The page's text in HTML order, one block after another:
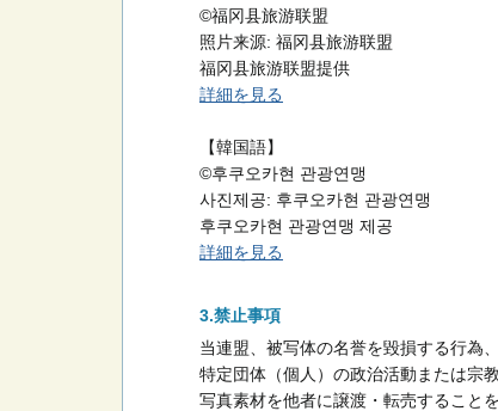
©福冈县旅游联盟
照片来源: 福冈县旅游联盟
福冈县旅游联盟提供
詳細を見る
【韓国語】
©후쿠오카현 관광연맹
사진제공: 후쿠오카현 관광연맹
후쿠오카현 관광연맹 제공
詳細を見る
禁止事項
当連盟、被写体の名誉を毀損する行為
特定団体（個人）の政治活動または宗
写真素材を他者に譲渡・転売すること